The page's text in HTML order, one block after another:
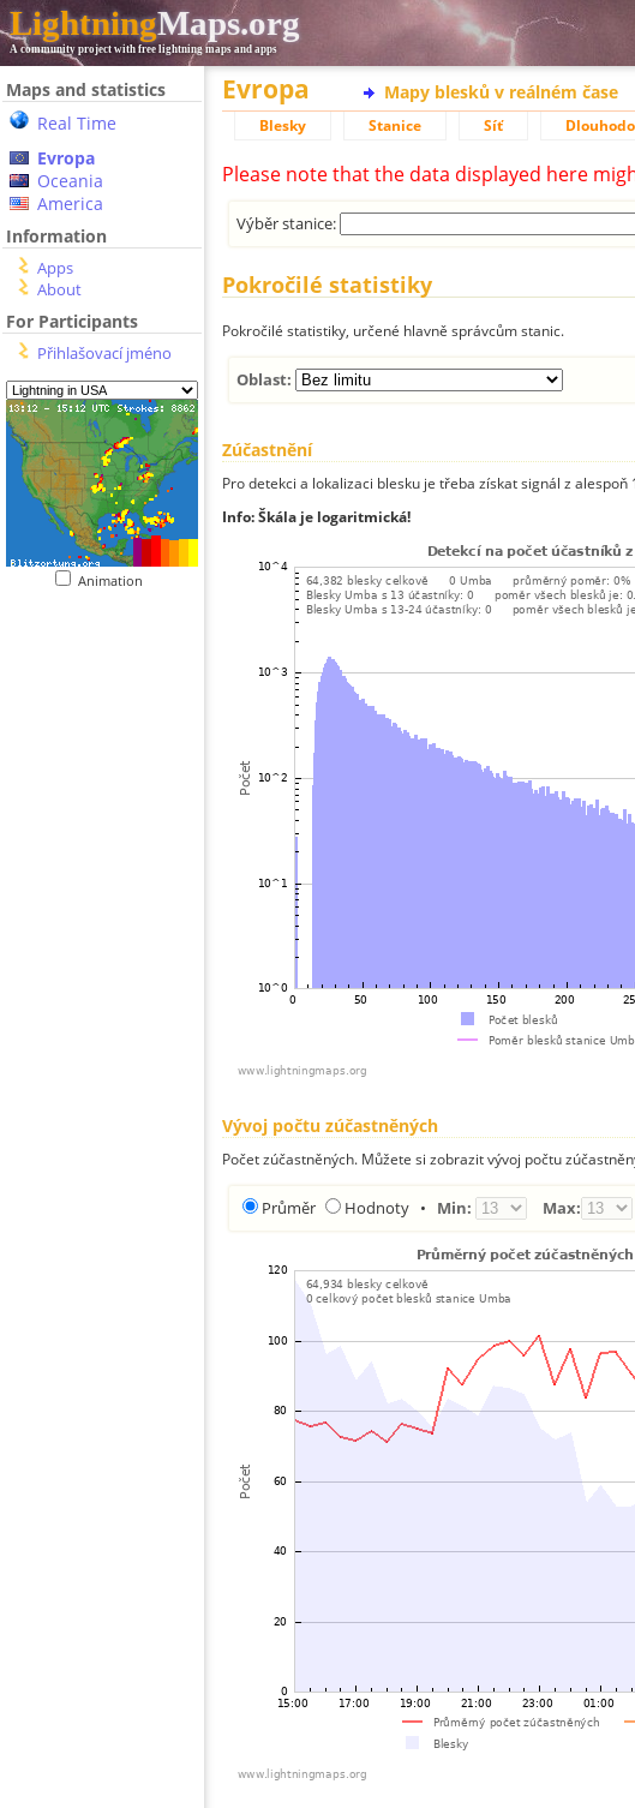
LightningMaps.org
A community project with free lightning maps and apps
Maps and statistics
Real Time
Evropa
Oceania
America
Information
Apps
About
For Participants
Přihlašovací jméno
Animation
Evropa Mapy blesků v reálném čase
Blesky Stanice Síť
Please note that the data displayed here
Výběr stanice:
Pokročilé statistiky
Pokročilé statistiky, určené hlavně správcům stanic.
Oblast:
Zúčastnění
Pro detekci a lokalizaci blesku je třeba získat signál z alespoň
Info: Škála je logaritmická!
Vývoj počtu zúčastněných
Počet zúčastněných. Můžete si zobrazit vývoj počtu
Průměr Hodnoty • Min: Max: